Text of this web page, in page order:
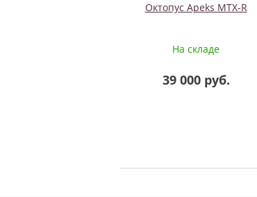
Октопус Apeks MTX-R
На складе
39 000 руб.